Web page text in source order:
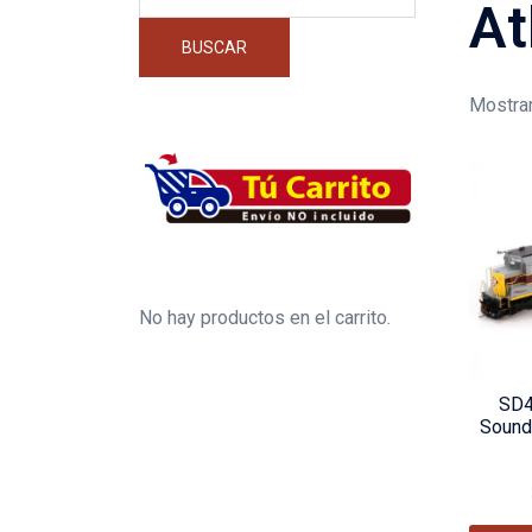
BUSCAR
No hay productos en el carrito.